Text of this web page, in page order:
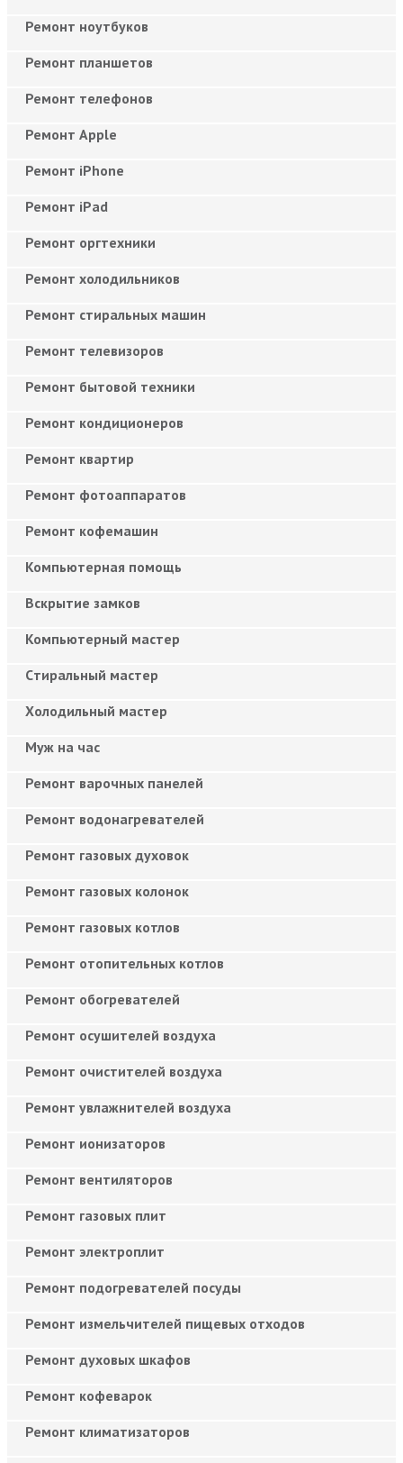
Ремонт ноутбуков
Ремонт планшетов
Ремонт телефонов
Ремонт Apple
Ремонт iPhone
Ремонт iPad
Ремонт оргтехники
Ремонт холодильников
Ремонт стиральных машин
Ремонт телевизоров
Ремонт бытовой техники
Ремонт кондиционеров
Ремонт квартир
Ремонт фотоаппаратов
Ремонт кофемашин
Компьютерная помощь
Вскрытие замков
Компьютерный мастер
Cтиральный мастер
Холодильный мастер
Муж на час
Ремонт варочных панелей
Ремонт водонагревателей
Ремонт газовых духовок
Ремонт газовых колонок
Ремонт газовых котлов
Ремонт отопительных котлов
Ремонт обогревателей
Ремонт осушителей воздуха
Ремонт очистителей воздуха
Ремонт увлажнителей воздуха
Ремонт ионизаторов
Ремонт вентиляторов
Ремонт газовых плит
Ремонт электроплит
Ремонт подогревателей посуды
Ремонт измельчителей пищевых отходов
Ремонт духовых шкафов
Ремонт кофеварок
Ремонт климатизаторов